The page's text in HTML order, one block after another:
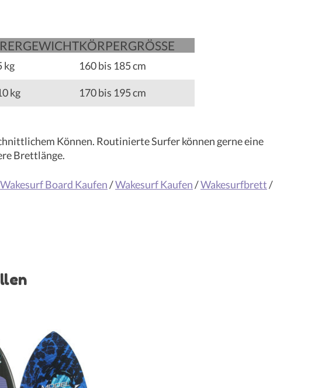
KÖRPER­­­GRÖSSE
kg 160 bis 185 cm
kg 170 bis 195 cm
Können. Routinierte Surfer können gerne eine
Brettlänge.
Wakesurf Board Kaufen/Wakesurf Kaufen/Wakesurfbrett/